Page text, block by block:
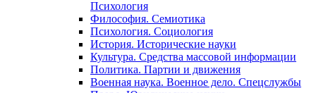
Психология
Философия. Семиотика
Психология. Социология
История. Исторические науки
Культура. Средства массовой информации
Политика. Партии и движения
Военная наука. Военное дело. Спецслужбы